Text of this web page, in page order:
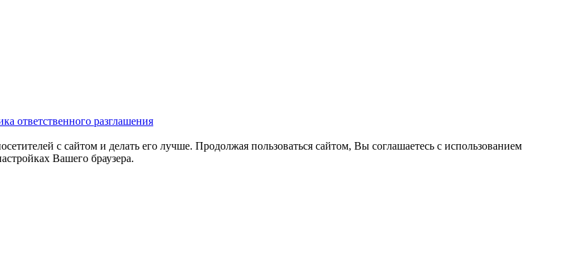
ответственного разглашения
с сайтом и делать его лучше. Продолжая пользоваться сайтом, Вы соглашаетесь с использованием
Вашего браузера.